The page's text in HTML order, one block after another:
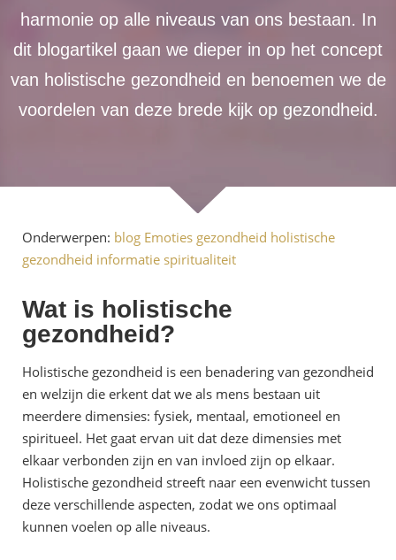
harmonie op alle niveaus van ons bestaan. In
dit blogartikel gaan we dieper in op het concept
van holistische gezondheid en benoemen we de
voordelen van deze brede kijk op gezondheid.
Onderwerpen: blog Emoties gezondheid holistische
gezondheid informatie spiritualiteit
Wat is holistische
gezondheid?
Holistische gezondheid is een benadering van gezondheid
en welzijn die erkent dat we als mens bestaan uit
meerdere dimensies: fysiek, mentaal, emotioneel en
spiritueel. Het gaat ervan uit dat deze dimensies met
elkaar verbonden zijn en van invloed zijn op elkaar.
Holistische gezondheid streeft naar een evenwicht tussen
deze verschillende aspecten, zodat we ons optimaal
kunnen voelen op alle niveaus.